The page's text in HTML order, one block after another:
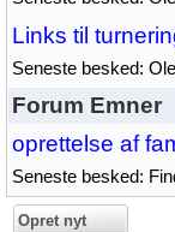
Links til
Seneste besked:
Forum Emner
oprettelse af
Seneste besked:
Opret nyt